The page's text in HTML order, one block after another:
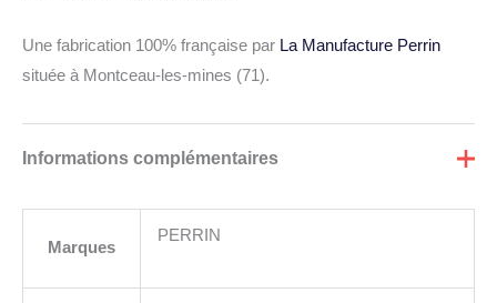
Une fabrication 100% française par La Manufacture Perrin
située à Montceau-les-mines (71).
Informations complémentaires
Marques
PERRIN